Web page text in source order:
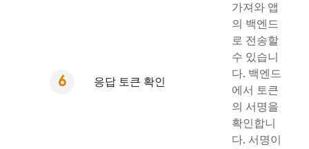
응답 토큰 확인
가져와 앱
의 백엔드
로 전송할
수 있습니
다. 백엔드
에서 토큰
의 서명을
확인합니
다. 서명이